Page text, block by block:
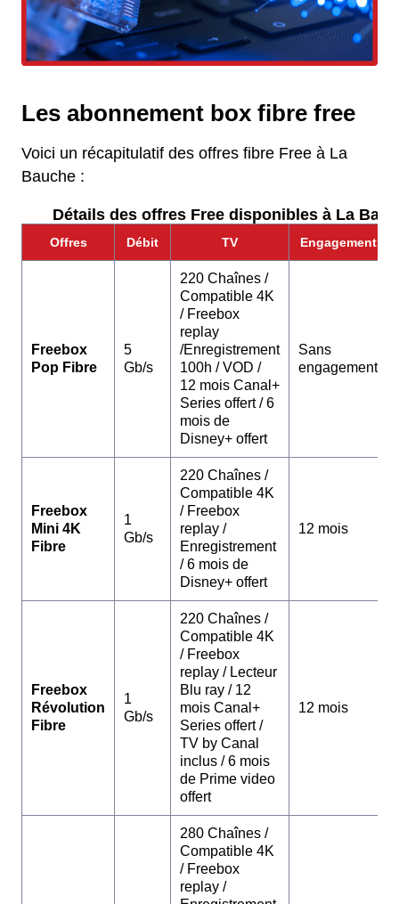
Les abonnement box fibre free
Voici un récapitulatif des offres fibre Free à La
Bauche :
Détails des offres Free disponibles à La
Offres Débit TV Engagement
Freebox
Pop Fibre
5
Gb/s
220 Chaînes /
Compatible 4K
/ Freebox
replay
/Enregistrement
100h / VOD /
12 mois Canal+
Series offert / 6
mois de
Disney+ offert
Sans
engagement
Freebox
Mini 4K
Fibre
1
Gb/s
220 Chaînes /
Compatible 4K
/ Freebox
replay /
Enregistrement
/ 6 mois de
Disney+ offert
12 mois
Freebox
Révolution
Fibre
1
Gb/s
220 Chaînes /
Compatible 4K
/ Freebox
replay / Lecteur
Blu ray / 12
mois Canal+
Series offert /
TV by Canal
inclus / 6 mois
de Prime video
offert
12 mois
280 Chaînes /
Compatible 4K
/ Freebox
replay /